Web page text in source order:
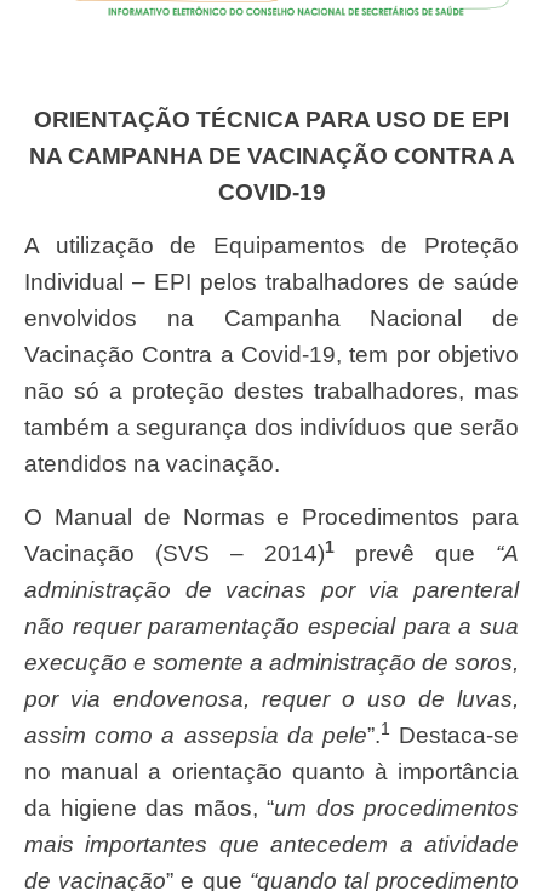
ORIENTAÇÃO TÉCNICA PARA USO DE EPI
NA CAMPANHA DE VACINAÇÃO CONTRA A
COVID-19
A utilização de Equipamentos de Proteção
Individual – EPI pelos trabalhadores de saúde
envolvidos na Campanha Nacional de
Vacinação Contra a Covid-19, tem por objetivo
não só a proteção destes trabalhadores, mas
também a segurança dos indivíduos que serão
atendidos na vacinação.
O Manual de Normas e Procedimentos para
Vacinação (SVS – 2014)1 prevê que “A
administração de vacinas por via parenteral
não requer paramentação especial para a sua
execução e somente a administração de soros,
por via endovenosa, requer o uso de luvas,
assim como a assepsia da pele”.1
Destaca-se
no manual a orientação quanto à importância
da higiene das mãos, “um dos procedimentos
mais importantes que antecedem a atividade
de vacinação” e que “quando tal procedimento